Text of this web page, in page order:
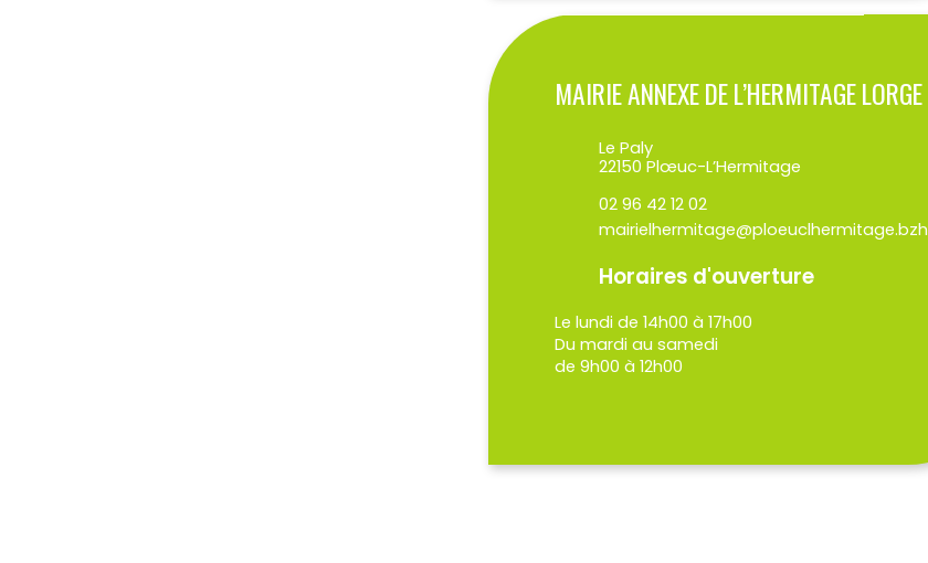
MAIRIE ANNEXE DE L’HERMITAGE LORGE
Le Paly
22150 Plœuc-L’Hermitage
02 96 42 12 02
mairielhermitage@ploeuclhermitage.bzh
Horaires d'ouverture
Le lundi de 14h00 à 17h00
Du mardi au samedi
de 9h00 à 12h00